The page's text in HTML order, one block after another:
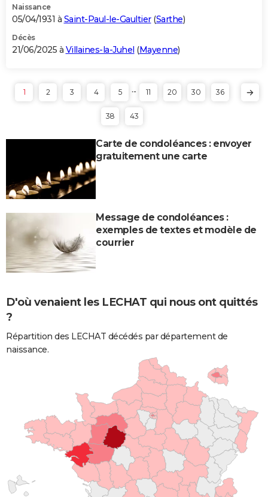
Naissance
05/04/1931 à Saint-Paul-le-Gaultier(Sarthe)
Décès
21/06/2025 à Villaines-la-Juhel (Mayenne)
1 2 3 4 5 ... 11 20 30 36
38 43
Carte de condoléances : envoyer
gratuitement une carte
Message de condoléances :
exemples de textes et modèle de
courrier
D'où venaient les LECHAT qui nous ont quittés
?
Répartition des LECHAT décédés par département de
naissance.